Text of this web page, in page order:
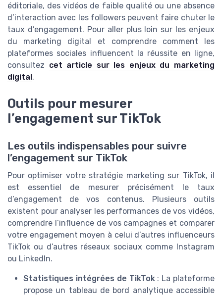
éditoriale, des vidéos de faible qualité ou une absence
d’interaction avec les followers peuvent faire chuter le
taux d’engagement. Pour aller plus loin sur les enjeux
du marketing digital et comprendre comment les
plateformes sociales influencent la réussite en ligne,
consultez cet article sur les enjeux du marketing
digital.
Outils pour mesurer
l’engagement sur TikTok
Les outils indispensables pour suivre
l’engagement sur TikTok
Pour optimiser votre stratégie marketing sur TikTok, il
est essentiel de mesurer précisément le taux
d’engagement de vos contenus. Plusieurs outils
existent pour analyser les performances de vos vidéos,
comprendre l’influence de vos campagnes et comparer
votre engagement moyen à celui d’autres influenceurs
TikTok ou d’autres réseaux sociaux comme Instagram
ou LinkedIn.
Statistiques intégrées de TikTok: La plateforme
propose un tableau de bord analytique accessible